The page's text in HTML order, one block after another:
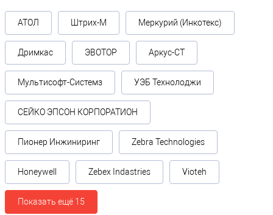
АТОЛ Штрих-М Меркурий (Инкотекс)
Дримкас ЭВОТОР Аркус-СТ
Мультисофт-Системз УЭБ Технолоджи
СЕЙКО ЭПСОН КОРПОРАТИОН
Пионер Инжиниринг Zebra Technologies
Honeywell Zebex Indastries Vioteh
Показать ещё 15